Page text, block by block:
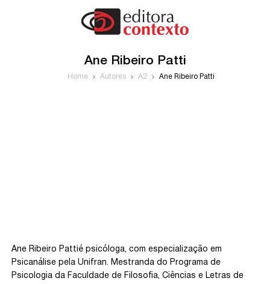
Ane Ribeiro Patti
Home Autores A2 Ane Ribeiro Patti
Ane Ribeiro Pattié psicóloga, com especialização em
Psicanálise pela Unifran. Mestranda do Programa de
Psicologia da Faculdade de Filosofia, Ciências e Letras de